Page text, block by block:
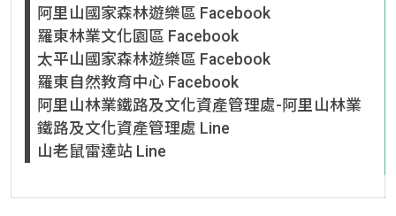
阿里山國家森林遊樂區 Facebook
羅東林業文化園區 Facebook
太平山國家森林遊樂區 Facebook
羅東自然教育中心 Facebook
阿里山林業鐵路及文化資產管理處-阿里山林業
鐵路及文化資產管理處 Line
山老鼠雷達站 Line